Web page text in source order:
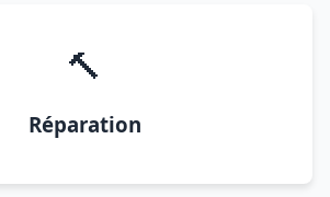
🔨
Réparation